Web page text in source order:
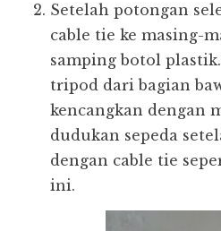
Setelah potongan
cable tie ke masing-
samping botol
tripod dari bagian
kencangkan dengan
dudukan sepeda
dengan cable tie
ini.